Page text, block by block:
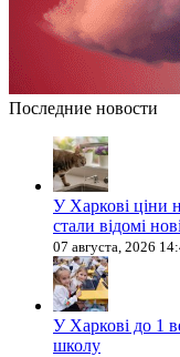
Последние новости
У Харкові ціни
стали відомі
07 августа, 2026
У Харкові до 1
школу